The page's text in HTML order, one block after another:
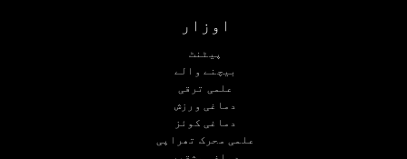
اوزار
پیٹنٹ
بیچنے والے
علمی ترقی
دماغی ورزش
دماغی کوئز
علمی محرک تھراپی